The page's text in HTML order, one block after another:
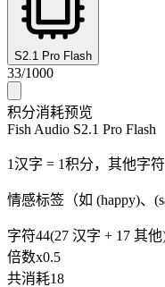
S2.1 Pro Flash
33/1000
积分消耗预览
Fish Audio S2.1 Pro Flash
1汉字 = 1积分，其他字
情感标签（如 (happy)、
字符44(27 汉字 + 17 其他
倍数x0.5
共消耗18